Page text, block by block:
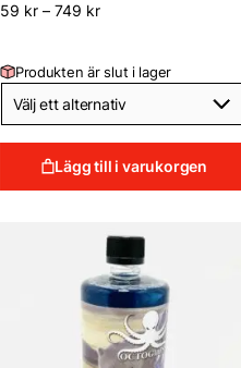
59 kr– 749 kr
Produkten är slut i lager
Lägg till i varukorgen